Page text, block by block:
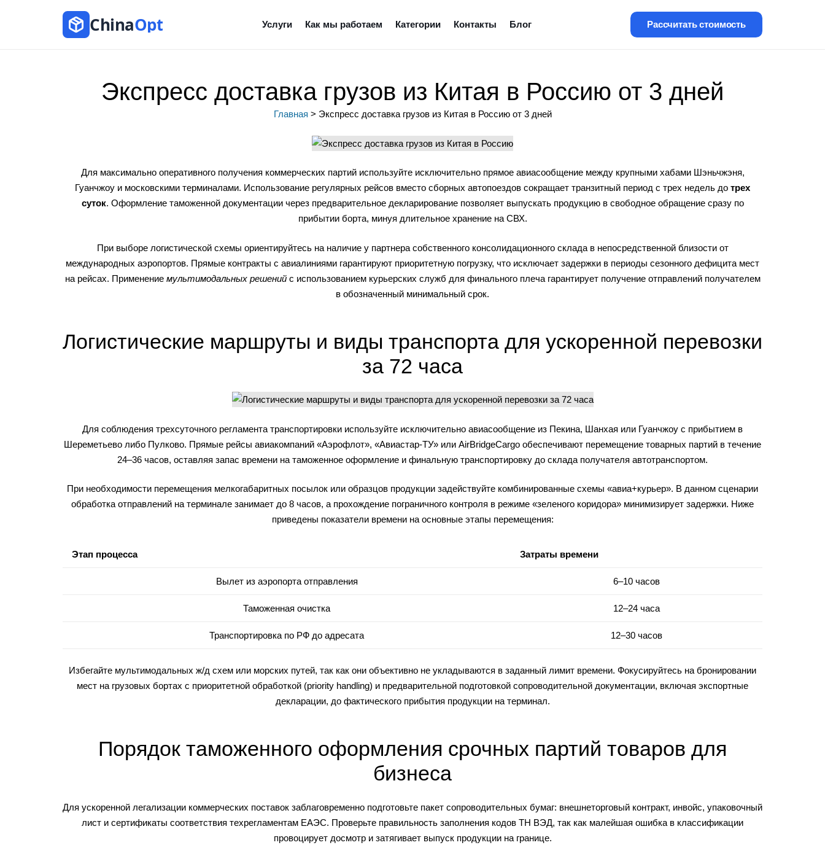
ChinaOpt Услуги Как мы работаем Категории Контакты Блог Рассчитать стоимость
Экспресс доставка грузов из Китая в Россию от 3 дней
Главная > Экспресс доставка грузов из Китая в Россию от 3 дней
Для максимально оперативного получения коммерческих партий используйте исключительно прямое авиасообщение между крупными хабами Шэньчжэня,
Гуанчжоу и московскими терминалами. Использование регулярных рейсов вместо сборных автопоездов сокращает транзитный период с трех недель до трех
суток. Оформление таможенной документации через предварительное декларирование позволяет выпускать продукцию в свободное обращение сразу по
прибытии борта, минуя длительное хранение на СВХ.
При выборе логистической схемы ориентируйтесь на наличие у партнера собственного консолидационного склада в непосредственной близости от
международных аэропортов. Прямые контракты с авиалиниями гарантируют приоритетную погрузку, что исключает задержки в периоды сезонного дефицита мест
на рейсах. Применение мультимодальных решенийс использованием курьерских служб для финального плеча гарантирует получение отправлений получателем
в обозначенный минимальный срок.
Логистические маршруты и виды транспорта для ускоренной перевозки
за 72 часа
Для соблюдения трехсуточного регламента транспортировки используйте исключительно авиасообщение из Пекина, Шанхая или Гуанчжоу с прибытием в
Шереметьево либо Пулково. Прямые рейсы авиакомпаний «Аэрофлот», «Авиастар-ТУ» или AirBridgeCargo обеспечивают перемещение товарных партий в течение
24–36 часов, оставляя запас времени на таможенное оформление и финальную транспортировку до склада получателя автотранспортом.
При необходимости перемещения мелкогабаритных посылок или образцов продукции задействуйте комбинированные схемы «авиа+курьер». В данном сценарии
обработка отправлений на терминале занимает до 8 часов, а прохождение пограничного контроля в режиме «зеленого коридора» минимизирует задержки. Ниже
приведены показатели времени на основные этапы перемещения:
Этап процесса Затраты времени
Вылет из аэропорта отправления 6–10 часов
Таможенная очистка 12–24 часа
Транспортировка по РФ до адресата 12–30 часов
Избегайте мультимодальных ж/д схем или морских путей, так как они объективно не укладываются в заданный лимит времени. Фокусируйтесь на бронировании
мест на грузовых бортах с приоритетной обработкой (priority handling) и предварительной подготовкой сопроводительной документации, включая экспортные
декларации, до фактического прибытия продукции на терминал.
Порядок таможенного оформления срочных партий товаров для
бизнеса
Для ускоренной легализации коммерческих поставок заблаговременно подготовьте пакет сопроводительных бумаг: внешнеторговый контракт, инвойс, упаковочный
лист и сертификаты соответствия техрегламентам ЕАЭС. Проверьте правильность заполнения кодов ТН ВЭД, так как малейшая ошибка в классификации
провоцирует досмотр и затягивает выпуск продукции на границе.